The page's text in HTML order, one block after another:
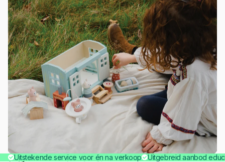
Uitstekende service voor én na verkoop Uitgebreid aanbod